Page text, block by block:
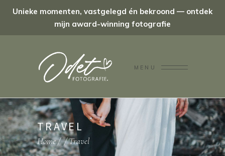
Unieke momenten, vastgelegd én bekroond — ontdek
mijn award-winning fotografie
MENU
TRAVEL
Home//Travel